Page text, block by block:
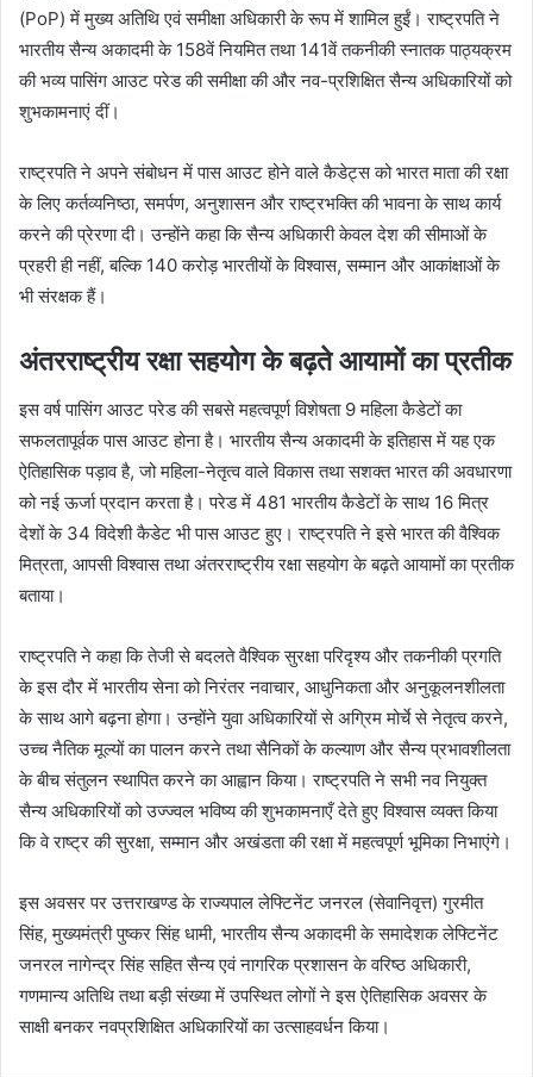
(PoP) में मुख्य अतिथि एवं समीक्षा अधिकारी के रूप में शामिल हुईं। राष्ट्रपति ने
भारतीय सैन्य अकादमी के 158वें नियमित तथा 141वें तकनीकी स्नातक पाठ्यक्रम
की भव्य पासिंग आउट परेड की समीक्षा की और नव-प्रशिक्षित सैन्य अधिकारियों को
शुभकामनाएं दीं।
राष्ट्रपति ने अपने संबोधन में पास आउट होने वाले कैडेट्स को भारत माता की रक्षा
के लिए कर्तव्यनिष्ठा, समर्पण, अनुशासन और राष्ट्रभक्ति की भावना के साथ कार्य
करने की प्रेरणा दी। उन्होंने कहा कि सैन्य अधिकारी केवल देश की सीमाओं के
प्रहरी ही नहीं, बल्कि 140 करोड़ भारतीयों के विश्वास, सम्मान और आकांक्षाओं के
भी संरक्षक हैं।
अंतरराष्ट्रीय रक्षा सहयोग के बढ़ते आयामों का प्रतीक
इस वर्ष पासिंग आउट परेड की सबसे महत्वपूर्ण विशेषता 9 महिला कैडेटों का
सफलतापूर्वक पास आउट होना है। भारतीय सैन्य अकादमी के इतिहास में यह एक
ऐतिहासिक पड़ाव है, जो महिला-नेतृत्व वाले विकास तथा सशक्त भारत की अवधारणा
को नई ऊर्जा प्रदान करता है। परेड में 481 भारतीय कैडेटों के साथ 16 मित्र
देशों के 34 विदेशी कैडेट भी पास आउट हुए। राष्ट्रपति ने इसे भारत की वैश्विक
मित्रता, आपसी विश्वास तथा अंतरराष्ट्रीय रक्षा सहयोग के बढ़ते आयामों का प्रतीक
बताया।
राष्ट्रपति ने कहा कि तेजी से बदलते वैश्विक सुरक्षा परिदृश्य और तकनीकी प्रगति
के इस दौर में भारतीय सेना को निरंतर नवाचार, आधुनिकता और अनुकूलनशीलता
के साथ आगे बढ़ना होगा। उन्होंने युवा अधिकारियों से अग्रिम मोर्चे से नेतृत्व करने,
उच्च नैतिक मूल्यों का पालन करने तथा सैनिकों के कल्याण और सैन्य प्रभावशीलता
के बीच संतुलन स्थापित करने का आह्वान किया। राष्ट्रपति ने सभी नव नियुक्त
सैन्य अधिकारियों को उज्ज्वल भविष्य की शुभकामनाएँ देते हुए विश्वास व्यक्त किया
कि वे राष्ट्र की सुरक्षा, सम्मान और अखंडता की रक्षा में महत्वपूर्ण भूमिका निभाएंगे।
इस अवसर पर उत्तराखण्ड के राज्यपाल लेफ्टिनेंट जनरल (सेवानिवृत्त) गुरमीत
सिंह, मुख्यमंत्री पुष्कर सिंह धामी, भारतीय सैन्य अकादमी के समादेशक लेफ्टिनेंट
जनरल नागेन्द्र सिंह सहित सैन्य एवं नागरिक प्रशासन के वरिष्ठ अधिकारी,
गणमान्य अतिथि तथा बड़ी संख्या में उपस्थित लोगों ने इस ऐतिहासिक अवसर के
साक्षी बनकर नवप्रशिक्षित अधिकारियों का उत्साहवर्धन किया।